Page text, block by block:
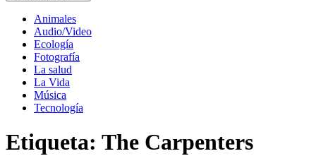
Animales
Audio/Video
Ecología
Fotografía
La salud
La Vida
Música
Tecnología
Etiqueta: The Carpenters